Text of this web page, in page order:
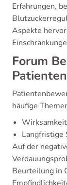
Erfahrungen,
Aspekte
Forum
häufige
Langfristige
Auf der
Beurteilung in